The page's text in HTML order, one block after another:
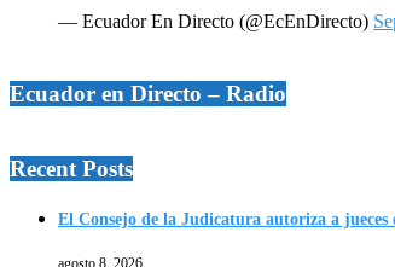
— Ecuador En Directo (@EcEnDirecto)
Ecuador en Directo – Radio
Recent Posts
El Consejo de la Judicatura autoriza a jueces